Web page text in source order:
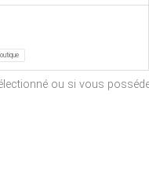
ou si vous